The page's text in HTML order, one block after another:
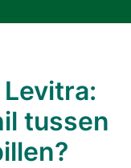
tussen